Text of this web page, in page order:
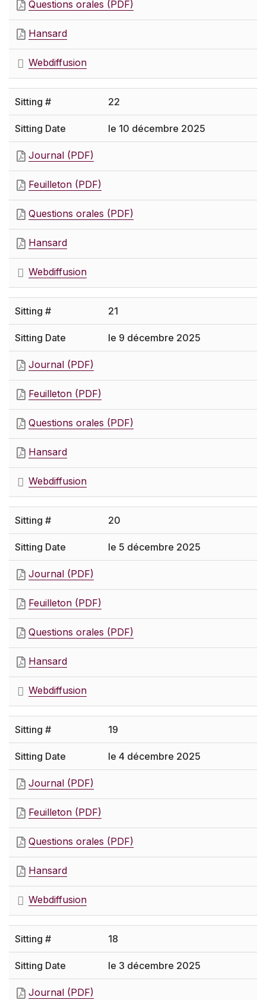
Questions orales (PDF)
Hansard
Webdiffusion
22
le 10 décembre 2025
Journal (PDF)
Feuilleton (PDF)
Questions orales (PDF)
Hansard
Webdiffusion
21
le 9 décembre 2025
Journal (PDF)
Feuilleton (PDF)
Questions orales (PDF)
Hansard
Webdiffusion
20
le 5 décembre 2025
Journal (PDF)
Feuilleton (PDF)
Questions orales (PDF)
Hansard
Webdiffusion
19
le 4 décembre 2025
Journal (PDF)
Feuilleton (PDF)
Questions orales (PDF)
Hansard
Webdiffusion
18
le 3 décembre 2025
Journal (PDF)